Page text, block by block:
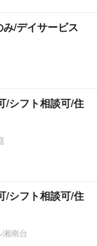
み/デイサービス
/シフト相談可/住
/シフト相談可/住
南台